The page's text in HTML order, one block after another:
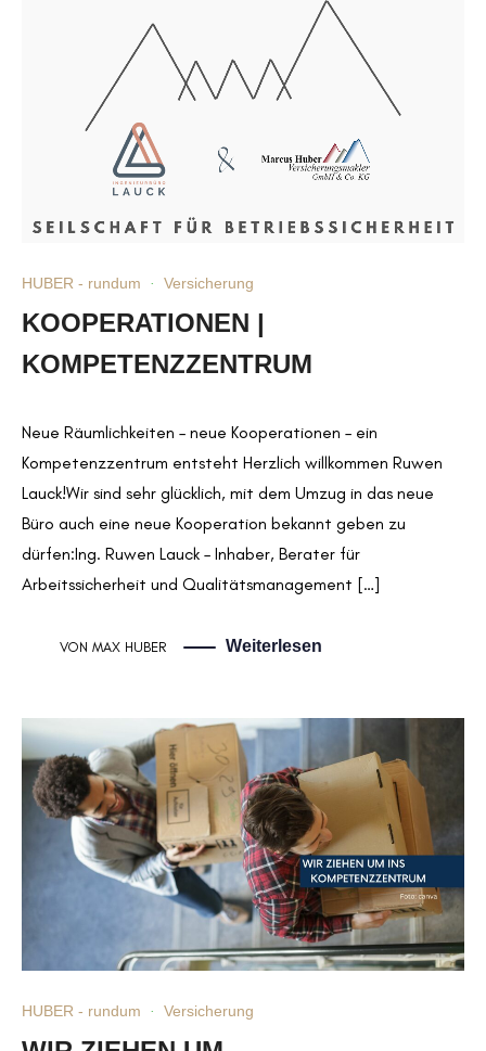
HUBER - rundum · Versicherung
KOOPERATIONEN |
KOMPETENZZENTRUM
Neue Räumlichkeiten – neue Kooperationen – ein
Kompetenzzentrum entsteht Herzlich willkommen Ruwen
Lauck!Wir sind sehr glücklich, mit dem Umzug in das neue
Büro auch eine neue Kooperation bekannt geben zu
dürfen:Ing. Ruwen Lauck – Inhaber, Berater für
Arbeitssicherheit und Qualitätsmanagement […]
VON MAX HUBER Weiterlesen
HUBER - rundum · Versicherung